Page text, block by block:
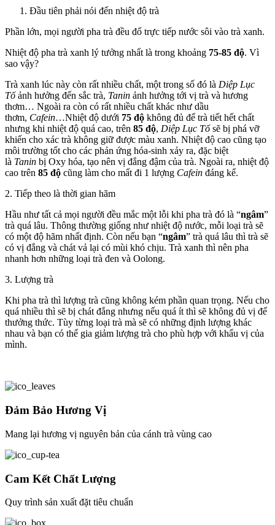
Đầu tiên phải nói đến nhiệt độ trà
Phần lớn, mọi người pha trà đều đổ trực tiếp nước sôi vào trà xanh.
Nhiệt độ pha trà xanh lý tưởng nhất là trong khoảng 75-85 độ. Vì
sao vậy?
Trà xanh lúc này còn rất nhiều chất, một trong số đó là Diệp Lục
Tốảnh hưởng đến sắc trà, Tanin ảnh hưởng tới vị trà và hương
thơm… Ngoài ra còn có rất nhiều chất khác như dầu
thơm, Cafein…Nhiệt độ dưới 75 độ không đủ để trà tiết hết chất
nhưng khi nhiệt độ quá cao, trên 85 độ, Diệp Lục Tốsẽ bị phá vỡ
khiến cho xác trà không giữ được màu xanh. Nhiệt độ cao cũng tạo
môi trường tốt cho các phản ứng hóa-sinh xảy ra, đặc biệt
là Tanin bị Oxy hóa, tạo nên vị đắng đậm của trà. Ngoài ra, nhiệt độ
cao trên 85 độ cũng làm cho mất đi 1 lượng Cafein đáng kể.
2. Tiếp theo là thời gian hãm
Hầu như tất cả mọi người đều mắc một lỗi khi pha trà đó là “ngâm”
trà quá lâu. Thông thường giống như nhiệt độ nước, mỗi loại trà sẽ
có một độ hãm nhất định. Còn nếu bạn “ngâm” trà quá lâu thì trà sẽ
có vị đắng và chát vả lại có mùi khó chịu. Trà xanh thì nên pha
nhanh hơn những loại trà đen và Oolong.
3. Lượng trà
Khi pha trà thì lượng trà cũng không kém phần quan trọng. Nếu cho
quá nhiều thì sẽ bị chát đắng nhưng nếu quá ít thì sẽ không đủ vị để
thưởng thức. Tùy từng loại trà mà sẽ có những định lượng khác
nhau và bạn có thể gia giảm lượng trà cho phù hợp với khẩu vị của
mình.
Đảm Bảo Hương Vị
Mang lại hương vị nguyên bản của cánh trà vùng cao
Cam Kết Chất Lượng
Quy trình sản xuất đặt tiêu chuẩn